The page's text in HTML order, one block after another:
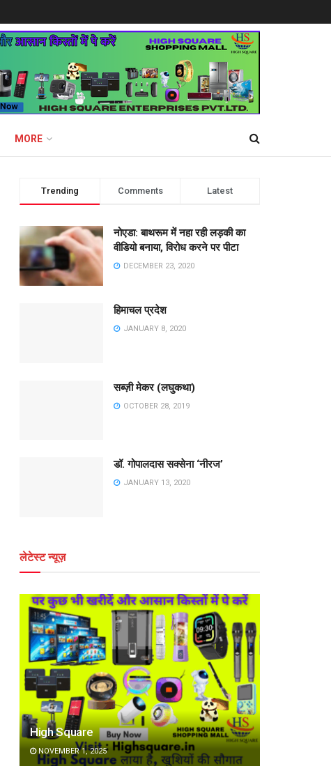
MORE
Trending Comments Latest
नोएडा: बाथरूम में नहा रही लड़की का
वीडियो बनाया, विरोध करने पर पीटा
DECEMBER 23, 2020
हिमाचल प्रदेश
JANUARY 8, 2020
सब्ज़ी मेकर (लघुकथा)
OCTOBER 28, 2019
डॉ. गोपालदास सक्सेना ‘नीरज’
JANUARY 13, 2020
लेटेस्ट न्यूज़
High Square
NOVEMBER 1, 2025